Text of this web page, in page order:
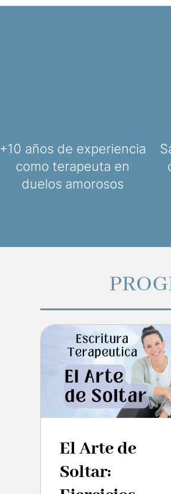
+10 años de experiencia
como terapeuta en
duelos amorosos
El Arte de
Soltar: